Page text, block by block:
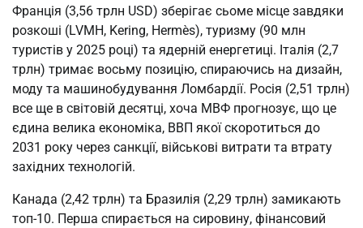
Франція (3,56 трлн USD) зберігає сьоме місце завдяки
розкоші (LVMH, Kering, Hermès), туризму (90 млн
туристів у 2025 році) та ядерній енергетиці. Італія (2,7
трлн) тримає восьму позицію, спираючись на дизайн,
моду та машинобудування Ломбардії. Росія (2,51 трлн)
все ще в світовій десятці, хоча МВФ прогнозує, що це
єдина велика економіка, ВВП якої скоротиться до
2031 року через санкції, військові витрати та втрату
західних технологій.
Канада (2,42 трлн) та Бразилія (2,29 трлн) замикають
топ-10. Перша спирається на сировину, фінансовий